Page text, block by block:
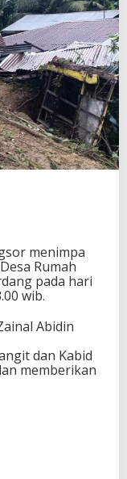
menimpa
Rumah
pada hari
wib.
Abidin
dan Kabid
memberikan